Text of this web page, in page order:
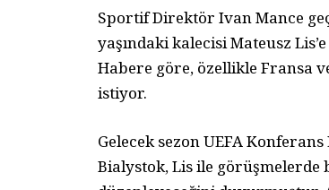
Sportif Direktör Ivan Mance
yaşındaki kalecisi Mateusz
Habere göre, özellikle Fransa
istiyor.
Gelecek sezon UEFA
Bialystok, Lis ile görüşmelerde